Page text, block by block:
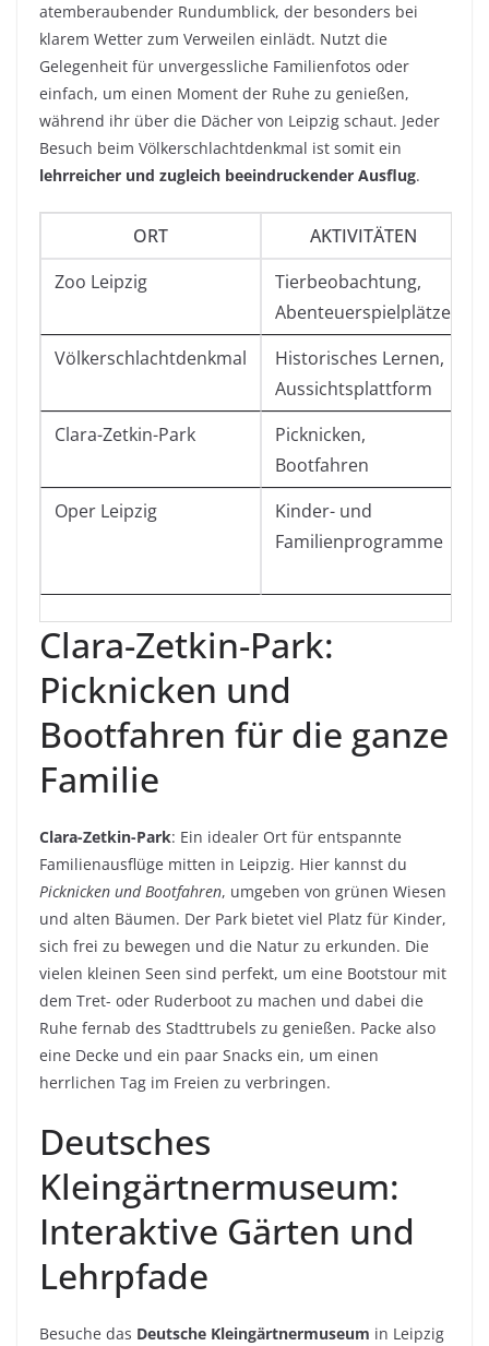
atemberaubender Rundumblick, der besonders bei
klarem Wetter zum Verweilen einlädt. Nutzt die
Gelegenheit für unvergessliche Familienfotos oder
einfach, um einen Moment der Ruhe zu genießen,
während ihr über die Dächer von Leipzig schaut. Jeder
Besuch beim Völkerschlachtdenkmal ist somit ein
lehrreicher und zugleich beeindruckender Ausflug.
ORT
AKTIVITÄTEN
Zoo Leipzig
Tierbeobachtung,
Abenteuerspielplätze
Völkerschlachtdenkmal
Historisches Lernen,
Aussichtsplattform
Clara-Zetkin-Park
Picknicken,
Bootfahren
Oper Leipzig
Kinder- und
Familienprogramme
Clara-Zetkin-Park:
Picknicken und
Bootfahren für die ganze
Familie
Clara-Zetkin-Park: Ein idealer Ort für entspannte
Familienausflüge mitten in Leipzig. Hier kannst du
Picknicken und Bootfahren, umgeben von grünen Wiesen
und alten Bäumen. Der Park bietet viel Platz für Kinder,
sich frei zu bewegen und die Natur zu erkunden. Die
vielen kleinen Seen sind perfekt, um eine Bootstour mit
dem Tret- oder Ruderboot zu machen und dabei die
Ruhe fernab des Stadttrubels zu genießen. Packe also
eine Decke und ein paar Snacks ein, um einen
herrlichen Tag im Freien zu verbringen.
Deutsches
Kleingärtnermuseum:
Interaktive Gärten und
Lehrpfade
Besuche das Deutsche Kleingärtnermuseum in Leipzig